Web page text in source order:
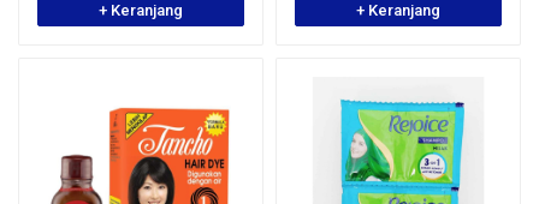
+ Keranjang + Keranjang